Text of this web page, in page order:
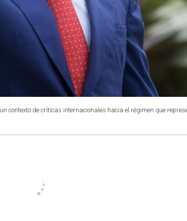
contexto de críticas internacionales hacia el régimen que